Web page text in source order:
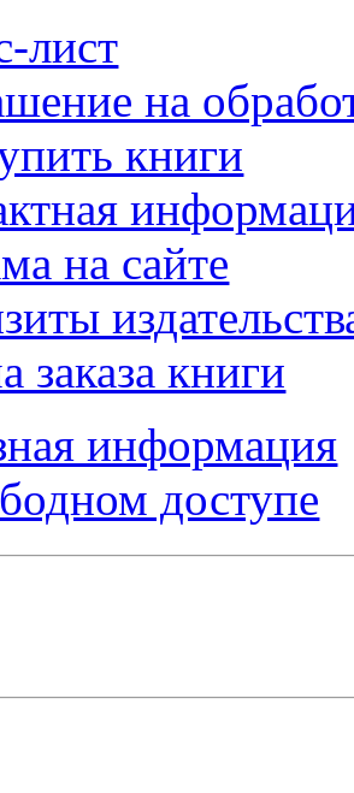
лист
на
книги
на сайте
заказа книги
информация
доступе